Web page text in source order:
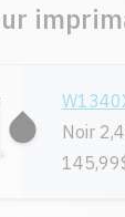
Noir